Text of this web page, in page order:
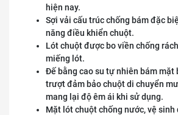
hiện nay.
Sợi vải cấu trúc chống bám đặc
năng điều khiển chuột.
Lót chuột được bo viền chống
miếng lót.
Đế bằng cao su tự nhiên bám mặt
trượt đảm bảo chuột di chuyển
mang lại độ êm ái khi sử dụng.
Mặt lót chuột chống nước, vệ sinh